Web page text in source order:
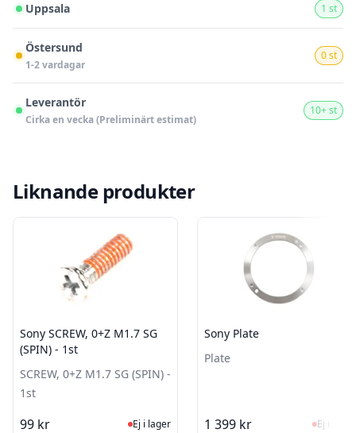
Uppsala 1 st
Östersund
1-2 vardagar
0 st
Leverantör
Cirka en vecka (Preliminärt estimat)
10+ st
Liknande produkter
Sony SCREW, 0+Z M1.7 SG
(SPIN) - 1st
SCREW, 0+Z M1.7 SG (SPIN) -
1st
99 kr Ej i lager, besök produktsidan för
Ej i lager
Sony Plate
Plate
1 399 kr Ej i
Ej i lager